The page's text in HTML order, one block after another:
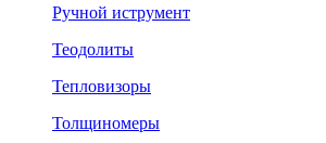
Ручной иструмент
Теодолиты
Тепловизоры
Толщиномеры